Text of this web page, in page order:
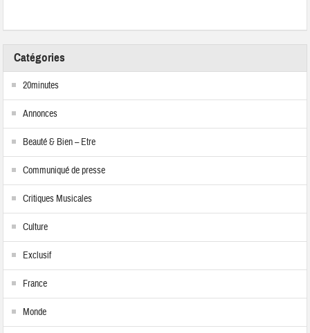
Catégories
20minutes
Annonces
Beauté & Bien – Etre
Communiqué de presse
Critiques Musicales
Culture
Exclusif
France
Monde